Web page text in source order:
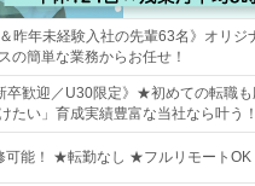
＆昨年未経験入社の先輩63名》オリ
の簡単な業務からお任せ！
卒歓迎／U30限定》★初めての転職
たい」育成実績豊富な当社なら叶う！
可能！ ★転勤なし ★フルリモート